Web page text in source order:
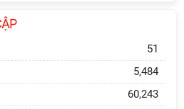
sĩ đợt 1
51
5,484
60,243